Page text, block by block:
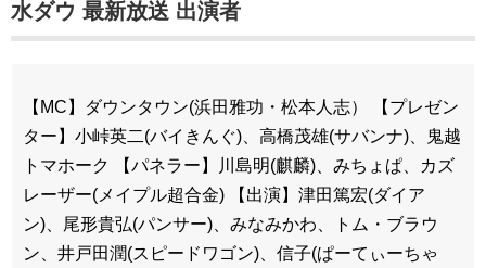
水ダウ 最新放送 出演者
【MC】ダウンタウン(浜田雅功・松本人志） 【プレゼン
ター】小峠英二(バイきんぐ)、高橋茂雄(サバンナ)、鬼越
トマホーク 【パネラー】川島明(麒麟)、みちょぱ、カズ
レーザー(メイプル超合金) 【出演】津田篤宏(ダイア
ン)、尾形貴弘(パンサー)、みなみかわ、トム・ブラウ
ン、井戸田潤(スピードワゴン)、信子(ぱーてぃーちゃ